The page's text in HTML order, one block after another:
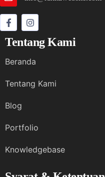
Tentang Kami
Beranda
Tentang Kami
Blog
Portfolio
Knowledgebase